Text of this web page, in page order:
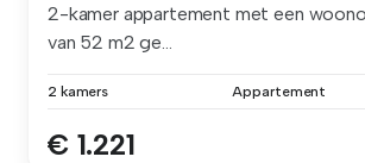
2-kamer appartement met een
van 52 m2 ge...
2 kamers Appartement
€ 1.221